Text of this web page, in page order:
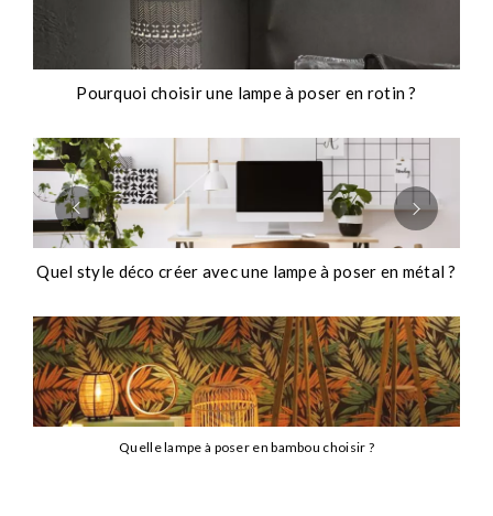
Pourquoi choisir une lampe à poser en rotin ?
Quel style déco créer avec une lampe à poser en métal ?
Quelle lampe à poser en bambou choisir ?